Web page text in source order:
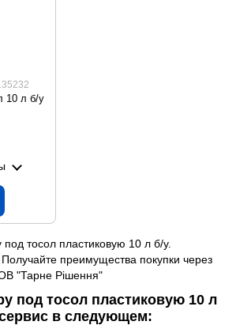
10 л б/у
тосол пластиковую 10 л б/у.
преимущества покупки через
"Тарне Рішення"
под тосол пластиковую 10 л
в следующем: